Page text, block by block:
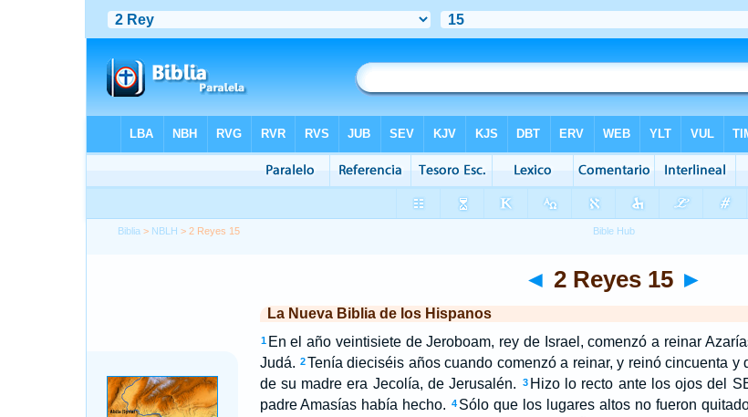
Biblia > NBLH > 2 Reyes 15
◄ 2 Reyes 15 ►
La Nueva Biblia de los Hispanos
1 En el año veintisiete de Jeroboam, rey de Israel, comenzó a reinar
Judá. 2Tenía dieciséis años cuando comenzó a reinar, y reinó cincuenta y
de su madre era Jecolía, de Jerusalén.
3 Hizo lo recto ante los ojos del
padre Amasías había hecho.
4 Sólo que los lugares altos no fueron